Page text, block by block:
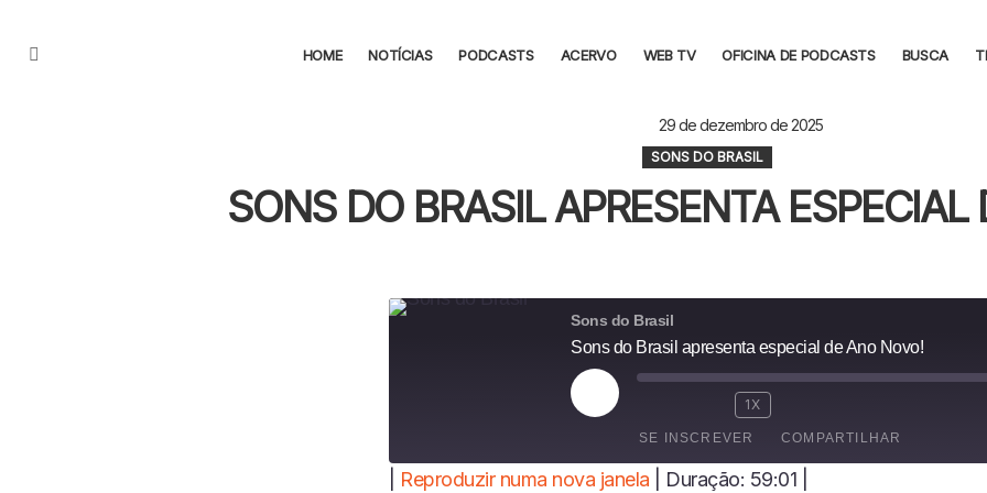
HOME NOTÍCIAS PODCASTS ACERVO WEB TV OFICINA DE PODCASTS BUSCA
29 de dezembro de 2025
SONS DO BRASIL
SONS DO BRASIL APRESENTA
Sons do Brasil
Sons do Brasil apresenta especial de Ano Novo!
R
1X
SE INSCREVER COMPARTILHAR
Reproduzir numa nova janela Duração: 59:01